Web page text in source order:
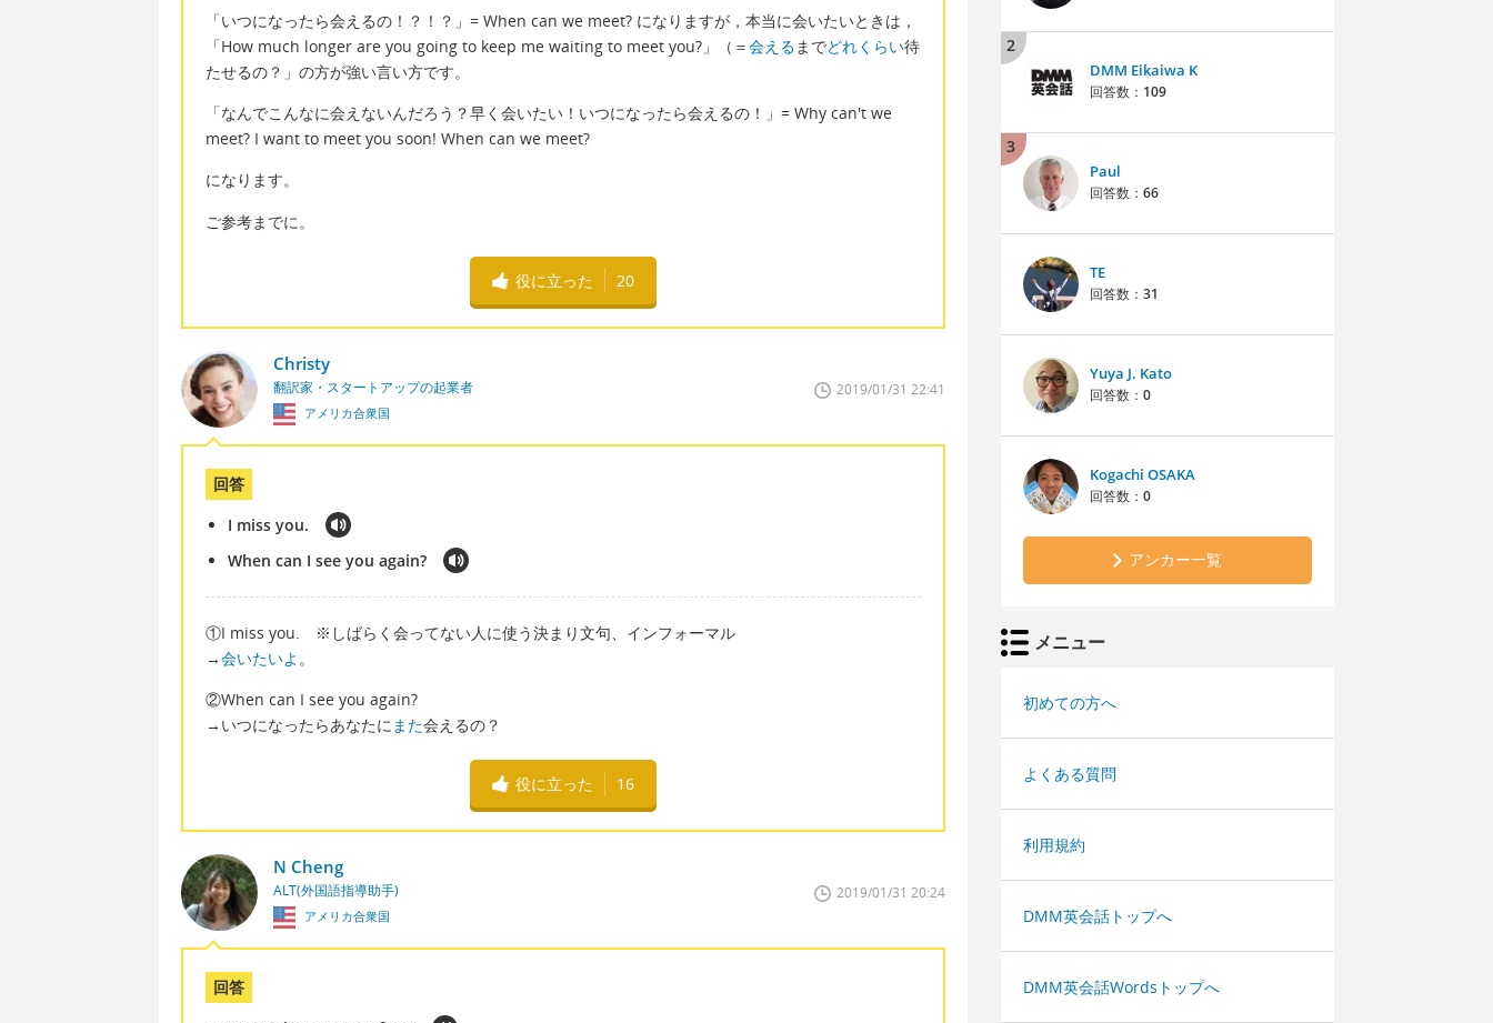
「いつになったら会えるの！？！？」= When can we meet? になりますが，本当に会いたいときは，
「How much longer are you going to keep me waiting to meet you?」（＝会える までどれくらい待
たせるの？」の方が強い言い方です。
「なんでこんなに会えないんだろう？早く会いたい！いつになったら会えるの！」= Why can't we
meet? I want to meet you soon! When can we meet?
になります。
ご参考までに。
役に立った 20
Christy
翻訳家・スタートアップの起業者
アメリカ合衆国
2019/01/31 22:41
回答
I miss you.
When can I see you again?
①I miss you. ※しばらく会ってない人に使う決まり文句、インフォーマル
→会いたいよ 。
②When can I see you again?
→いつになったらあなたにまた会えるの？
役に立った 16
N Cheng
ALT(外国語指導助手)
アメリカ合衆国
2019/01/31 20:24
回答
2
DMM Eikaiwa K
回答数： 109
3
Paul
回答数： 66
TE
回答数： 31
Yuya J. Kato
回答数： 0
Kogachi OSAKA
回答数： 0
アンカー一覧
メニュー
初めての方へ
よくある質問
利用規約
DMM英会話トップへ
DMM英会話Wordsトップへ